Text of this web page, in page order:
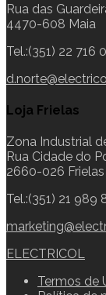
Rua das
4470-608 Maia
Tel.:(351) 22 716
Loja Frielas
Zona Industrial
Rua Cidade do
2660-026 Frielas
Tel.:(351) 21 989
ELECTRICOL
Termos de